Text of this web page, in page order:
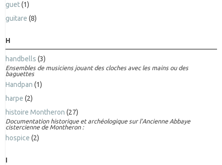
guet(1)
guitare (8)
H
handbells (3)
Ensembles de musiciens jouant des cloches avec les mains ou des
baguettes
Handpan (1)
harpe (2)
histoire Montheron (27)
Documentation historique et archéologique sur l’Ancienne Abbaye
cistercienne de Montheron :
hospice (2)
I